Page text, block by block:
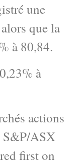
une
que la
à 80,84.
à
actions
S&P/ASX
first on